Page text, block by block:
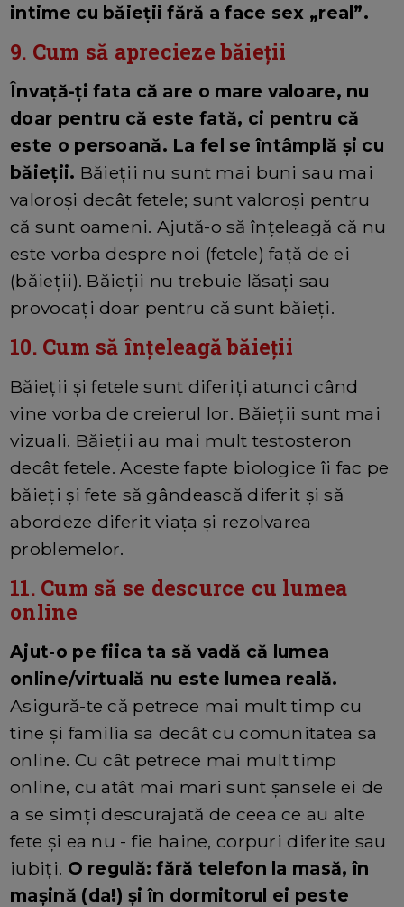
intime cu băieții fără a face sex „real”.
9. Cum să aprecieze băieții
Învață-ți fata că are o mare valoare, nu
doar pentru că este fată, ci pentru că
este o persoană. La fel se întâmplă și cu
băieții. Băieții nu sunt mai buni sau mai
valoroși decât fetele; sunt valoroși pentru
că sunt oameni. Ajută-o să înțeleagă că nu
este vorba despre noi (fetele) față de ei
(băieții). Băieții nu trebuie lăsați sau
provocați doar pentru că sunt băieți.
10. Cum să înțeleagă băieții
Băieții și fetele sunt diferiți atunci când
vine vorba de creierul lor. Băieții sunt mai
vizuali. Băieții au mai mult testosteron
decât fetele. Aceste fapte biologice îi fac pe
băieți și fete să gândească diferit și să
abordeze diferit viața și rezolvarea
problemelor.
11. Cum să se descurce cu lumea
online
Ajut-o pe fiica ta să vadă că lumea
online/virtuală nu este lumea reală.
Asigură-te că petrece mai mult timp cu
tine și familia sa decât cu comunitatea sa
online. Cu cât petrece mai mult timp
online, cu atât mai mari sunt șansele ei de
a se simți descurajată de ceea ce au alte
fete și ea nu - fie haine, corpuri diferite sau
iubiți. O regulă: fără telefon la masă, în
mașină (da!) și în dormitorul ei peste